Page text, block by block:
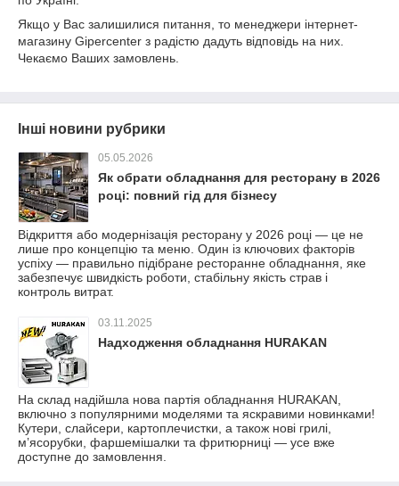
Якщо у Вас залишилися питання, то менеджери інтернет-
магазину Gipercenter з радістю дадуть відповідь на них.
Чекаємо Ваших замовлень.
Інші новини рубрики
05.05.2026
Як обрати обладнання для ресторану в 2026
році: повний гід для бізнесу
Відкриття або модернізація ресторану у 2026 році — це не
лише про концепцію та меню. Один із ключових факторів
успіху — правильно підібране ресторанне обладнання, яке
забезпечує швидкість роботи, стабільну якість страв і
контроль витрат.
03.11.2025
Надходження обладнання HURAKAN
На склад надійшла нова партія обладнання HURAKAN,
включно з популярними моделями та яскравими новинками!
Кутери, слайсери, картоплечистки, а також нові грилі,
мʼясорубки, фаршемішалки та фритюрниці — усе вже
доступне до замовлення.